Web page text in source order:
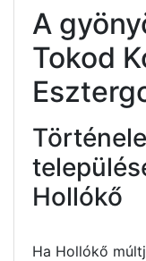
A
Tokod
Hollókő
Ha Hollókő